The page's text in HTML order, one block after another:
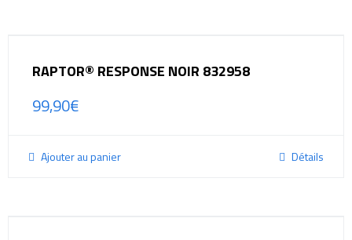
RAPTOR® RESPONSE NOIR 832958
99,90€
Ajouter au panier Détails